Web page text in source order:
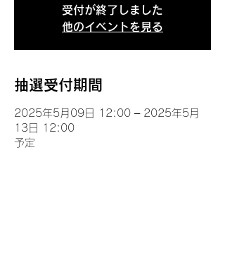
受付が終了しました
他のイベントを見る
抽選受付期間
2025年5月09日 12:00 – 2025年5月
13日 12:00
予定